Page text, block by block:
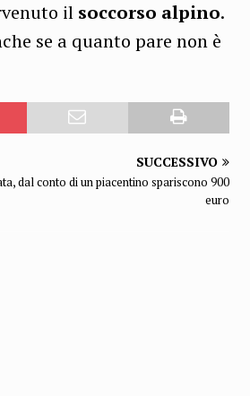
il soccorso alpino.
se a quanto pare non è
SUCCESSIVO
dal conto di un piacentino spariscono 900
euro